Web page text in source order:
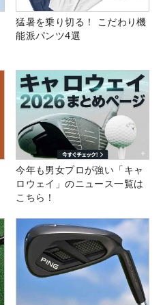
猛暑を乗り切る！ こだわり機
能派パンツ4選
今年も男女プロが強い「キャ
ロウェイ」のニュース一覧は
こちら！